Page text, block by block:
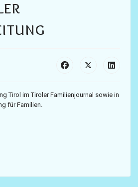
Tirol im Tiroler Familienjournal sowie in
für Familien.
der